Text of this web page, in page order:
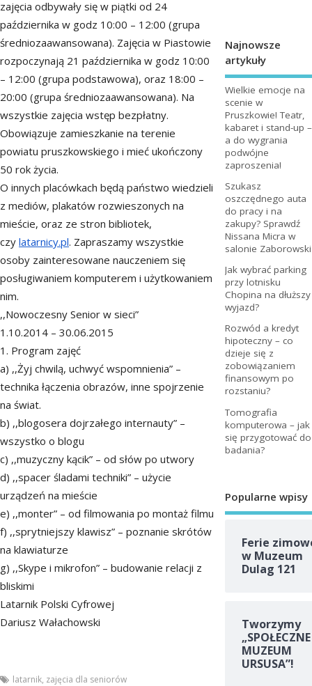
zajęcia odbywały się w piątki od 24
października w godz 10:00 – 12:00 (grupa
średniozaawansowana). Zajęcia w Piastowie
rozpoczynają 21 października w godz 10:00
– 12:00 (grupa podstawowa), oraz 18:00 –
20:00 (grupa średniozaawansowana). Na
wszystkie zajęcia wstęp bezpłatny.
Obowiązuje zamieszkanie na terenie
powiatu pruszkowskiego i mieć ukończony
50 rok życia.
O innych placówkach będą państwo wiedzieli
z mediów, plakatów rozwieszonych na
mieście, oraz ze stron bibliotek,
czy latarnicy.pl. Zapraszamy wszystkie
osoby zainteresowane nauczeniem się
posługiwaniem komputerem i użytkowaniem
nim.
,,Nowoczesny Senior w sieci”
1.10.2014 – 30.06.2015
1. Program zajęć
a) ,,Żyj chwilą, uchwyć wspomnienia” –
technika łączenia obrazów, inne spojrzenie
na świat.
b) ,,blogosera dojrzałego internauty” –
wszystko o blogu
c) ,,muzyczny kącik” – od słów po utwory
d) ,,spacer śladami techniki” – użycie
urządzeń na mieście
e) ,,monter” – od filmowania po montaż filmu
f) ,,sprytniejszy klawisz” – poznanie skrótów
na klawiaturze
g) ,,Skype i mikrofon” – budowanie relacji z
bliskimi
Latarnik Polski Cyfrowej
Dariusz Wałachowski
latarnik, zajęcia dla seniorów
Najnowsze
artykuły
Wielkie emocje na
scenie w
Pruszkowie! Teatr,
kabaret i stand-up –
a do wygrania
podwójne
zaproszenia!
Szukasz
oszczędnego auta
do pracy i na
zakupy? Sprawdź
Nissana Micra w
salonie Zaborowski
Jak wybrać parking
przy lotnisku
Chopina na dłuższy
wyjazd?
Rozwód a kredyt
hipoteczny – co
dzieje się z
zobowiązaniem
finansowym po
rozstaniu?
Tomografia
komputerowa – jak
się przygotować do
badania?
Popularne wpisy
Ferie
w Muzeum
Dulag 121
Tworzymy
„SPOŁECZNE
MUZEUM
URSUSA”!